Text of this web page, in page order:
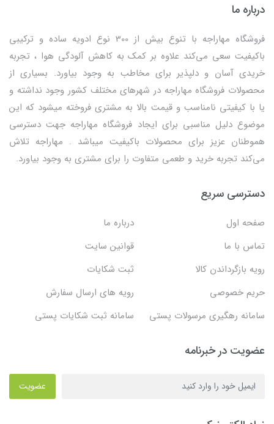
درباره ما
فروشگاه مهاراجه با تنوع بیش از 300 نوع ادویه ساده و ترکیبی
باکیفیت سعی می‌کند علاوه بر کمک به کاهش آلودگی هوا ، تجربه
خریدی آسان و دلپذیر برای مخاطب به وجود بیاورد. بسیاری از
محصولات فروشگاه مهاراجه در شهرهای مختلف کشور وجود نداشته و
یا با کیفیتی نامناسب و قیمت بالا به مشتری فروخته میشود که این
موضوع دلیل مناسبی برای ایجاد فروشگاه مهاراجه جهت دسترسی
هموطنان عزیز برای محصولات باکیفیت میباشد . مهاراجه تلاش
می‌کند تجربه خرید و طعمی متفاوت را برای مشتری به وجود بیاورد.
دسترسی سریع
صفحه اول
درباره ما
تماس با ما
قوانین سایت
رویه بازگرداندن کالا
ثبت شکایات
حریم خصوصی
رویه های ارسال سفارش
سامانه رهگیری مرسولات پستی
سامانه ثبت شکایات پستی
عضویت در خبرنامه
عضویت